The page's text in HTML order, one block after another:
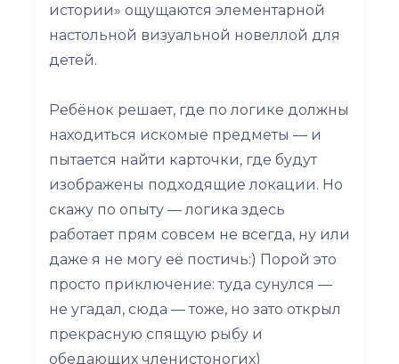
истории» ощущаются элементарной
настольной визуальной новеллой для
детей.
Ребёнок решает, где по логике должны
находиться искомые предметы — и
пытается найти карточки, где будут
изображены подходящие локации. Но
скажу по опыту — логика здесь
работает прям совсем не всегда, ну или
даже я не могу её постичь:) Порой это
просто приключение: туда сунулся —
не угадал, сюда — тоже, но зато открыл
прекрасную спящую рыбу и
обедающих членистоногих)